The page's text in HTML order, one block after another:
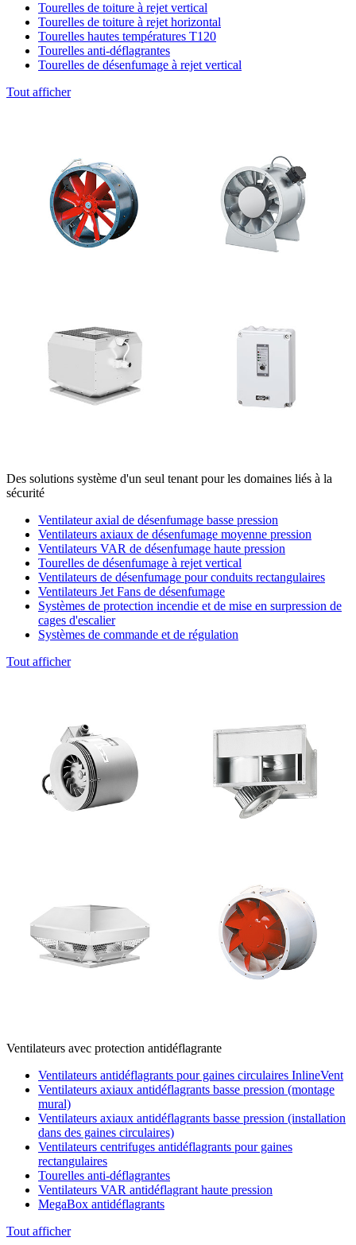
Tourelles de toiture à rejet vertical
Tourelles de toiture à rejet horizontal
Tourelles hautes températures T120
Tourelles anti-déflagrantes
Tourelles de désenfumage à rejet vertical
Tout afficher
Des solutions système d'un seul tenant pour les domaines liés à la
sécurité
Ventilateur axial de désenfumage basse pression
Ventilateurs axiaux de désenfumage moyenne pression
Ventilateurs VAR de désenfumage haute pression
Tourelles de désenfumage à rejet vertical
Ventilateurs de désenfumage pour conduits rectangulaires
Ventilateurs Jet Fans de désenfumage
Systèmes de protection incendie et de mise en surpression de
cages d'escalier
Systèmes de commande et de régulation
Tout afficher
Ventilateurs avec protection antidéflagrante
Ventilateurs antidéflagrants pour gaines circulaires InlineVent
Ventilateurs axiaux antidéflagrants basse pression (montage
mural)
Ventilateurs axiaux antidéflagrants basse pression (installation
dans des gaines circulaires)
Ventilateurs centrifuges antidéflagrants pour gaines
rectangulaires
Tourelles anti-déflagrantes
Ventilateurs VAR antidéflagrant haute pression
MegaBox antidéflagrants
Tout afficher